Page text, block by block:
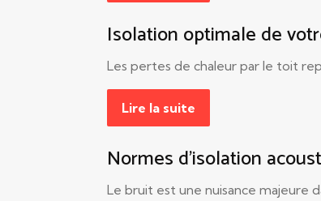
Isolation optimale de
Les pertes de chaleur par le toit
Lire la suite
Normes d’isolation
Le bruit est une nuisance majeure